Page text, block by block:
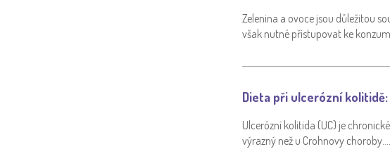
Zelenina a ovoce jsou důležitou
však nutné přistupovat ke
Dieta při ulcerózní
Ulcerózní kolitida (UC) je
výrazný než u Crohnovy choroby….